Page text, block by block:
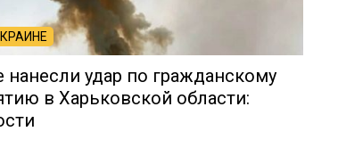
нанесли удар по гражданскому
в Харьковской области: